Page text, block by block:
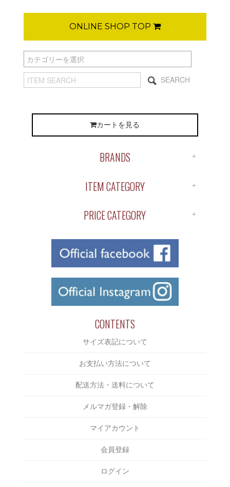
ONLINE SHOP TOP
SEARCH
カートを見る
BRANDS
ANTIDOTE
APOTHEKE
ChahChah
CLUCT
COOTIE
Eanbe
EVILACT
EXODUS
FAT
FOURTHIRTY
ITEM CATEGORY
SHIRTS
S/S TEE
L/S TEE
CUTSAW
JACKET
CAP/HAT
SHOES
ACCESSORIES
BAG
PRICE CATEGORY
￥1,000～￥2,000
￥2,000～￥3,000
￥3,000～￥4,000
￥4,000～￥5,000
￥5,000～￥6,000
￥6,000～￥7,000
￥7,000～￥8,000
￥9,000～￥10,000
￥10,000～￥15,000
￥15,000～￥20,000
￥20,000～￥25,000
CONTENTS
サイズ表記について
お支払い方法について
配送方法・送料について
メルマガ登録・解除
マイアカウント
会員登録
ログイン